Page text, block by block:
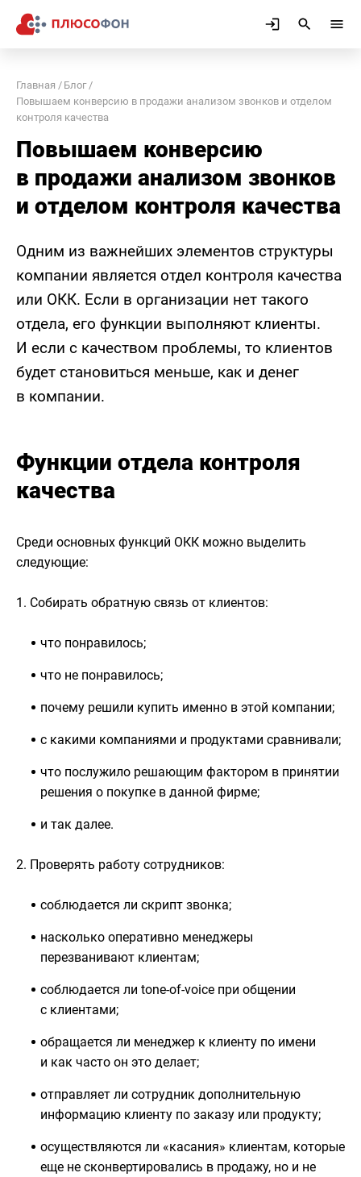
Главная
Блог
Повышаем конверсию в продажи анализом звонков и отделом
контроля качества
Повышаем конверсию
в продажи анализом звонков
и отделом контроля качества
Одним из важнейших элементов структуры
компании является отдел контроля качества
или ОКК. Если в организации нет такого
отдела, его функции выполняют клиенты.
И если с качеством проблемы, то клиентов
будет становиться меньше, как и денег
в компании.
Функции отдела контроля
качества
Среди основных функций ОКК можно выделить
следующие:
1. Собирать обратную связь от клиентов:
что понравилось;
что не понравилось;
почему решили купить именно в этой компании;
с какими компаниями и продуктами сравнивали;
что послужило решающим фактором в принятии
решения о покупке в данной фирме;
и так далее.
2. Проверять работу сотрудников:
соблюдается ли скрипт звонка;
насколько оперативно менеджеры
перезванивают клиентам;
соблюдается ли tone-of-voice при общении
с клиентами;
обращается ли менеджер к клиенту по имени
и как часто он это делает;
отправляет ли сотрудник дополнительную
информацию клиенту по заказу или продукту;
осуществляются ли «касания» клиентам, которые
еще не сконвертировались в продажу, но и не